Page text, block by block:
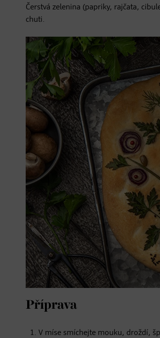
Čerstvá zelenina (papriky, rajčata,
chuti.
Příprava
V míse smíchejte mouku, droždí,